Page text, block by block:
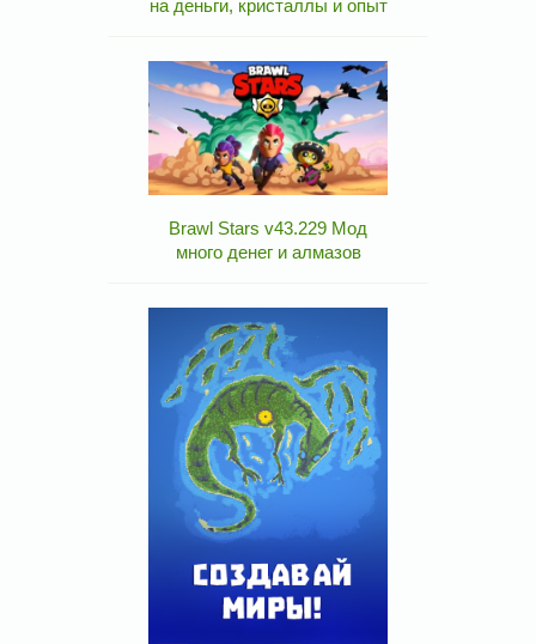
на деньги, кристаллы и опыт
Brawl Stars v43.229 Мод
много денег и алмазов